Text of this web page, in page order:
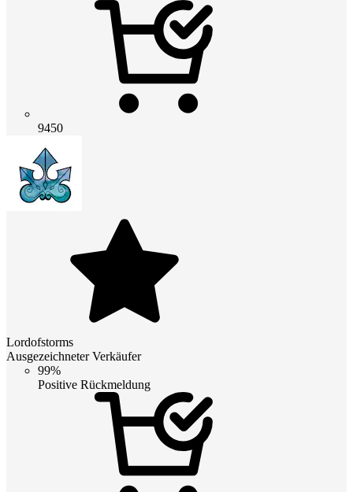
9450
Lordofstorms
Ausgezeichneter Verkäufer
99%
Positive Rückmeldung